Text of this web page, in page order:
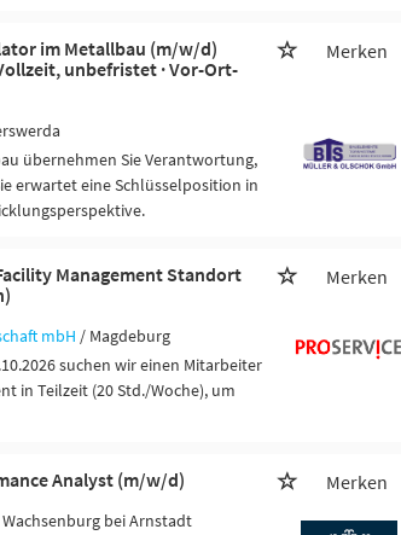
im Metallbau (m/w/d)
unbefristet · Vor-Ort-
Merken
übernehmen Sie Verantwortung,
erwartet eine Schlüsselposition in
Management Standort
Merken
mbH / Magdeburg
suchen wir einen Mitarbeiter
in Teilzeit (20 Std./Woche), um
Analyst (m/w/d) Merken
bei Arnstadt